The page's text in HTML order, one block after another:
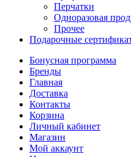
Перчатки
Одноразовая
Прочее
Подарочные
Бонусная программа
Бренды
Главная
Доставка
Контакты
Корзина
Личный кабинет
Магазин
Мой аккаунт